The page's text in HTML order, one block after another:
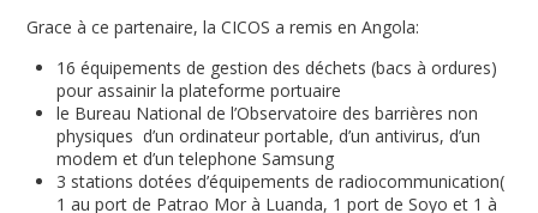
Grace à ce partenaire, la CICOS a remis en Angola:
16 équipements de gestion des déchets (bacs à ordures)
pour assainir la plateforme portuaire
le Bureau National de l’Observatoire des barrières non
physiques d’un ordinateur portable, d’un antivirus, d’un
modem et d’un telephone Samsung
3 stations dotées d’équipements de radiocommunication(
1 au port de Patrao Mor à Luanda, 1 port de Soyo et 1 à